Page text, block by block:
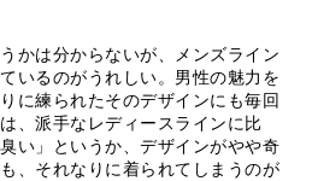
かは分からないが、メンズライン
いるのがうれしい。男性の魅力を
に練られたそのデザインにも毎回
、派手なレディースラインに比
い」というか、デザインがやや奇
、それなりに着られてしまうのが